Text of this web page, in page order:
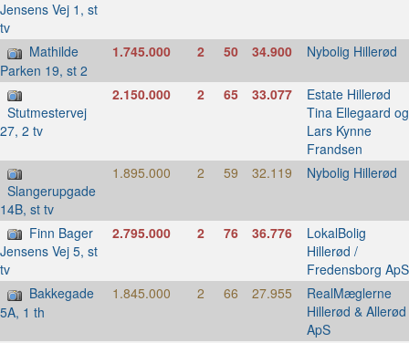
Jensens Vej 1, st
tv
Mathilde
Parken 19, st 2
1.745.000 2 50 34.900 Nybolig Hillerød
Stutmestervej
27, 2 tv
2.150.000 2 65 33.077 Estate Hillerød
Tina Ellegaard og
Lars Kynne
Frandsen
Slangerupgade
14B, st tv
1.895.000 2 59 32.119 Nybolig Hillerød
Finn Bager
Jensens Vej 5, st
tv
2.795.000 2 76 36.776 LokalBolig
Hillerød /
Fredensborg ApS
Bakkegade
5A, 1 th
1.845.000 2 66 27.955 RealMæglerne
Hillerød & Allerød
ApS